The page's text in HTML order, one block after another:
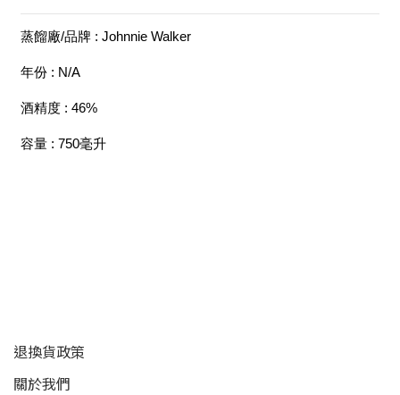
蒸餾廠/品牌 : Johnnie Walker
年份 : N/A
酒精度 : 46%
容量 : 750毫升
退換貨政策
關於我們